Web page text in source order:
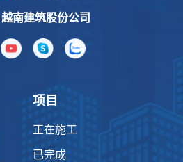
越南建筑股份公司
项目
正在施工
已完成